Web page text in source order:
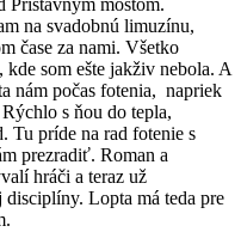
Prístavným mostom.
na svadobnú limuzínu,
čase za nami. Všetko
kde som ešte jakživ nebola. A
nám počas fotenia, napriek
s ňou do tepla,
Tu príde na rad fotenie s
prezradiť. Roman a
hráči a teraz už
Lopta má teda pre